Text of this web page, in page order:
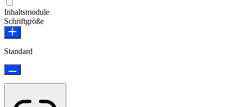
Inhaltsmodule
Schriftgröße
Standard